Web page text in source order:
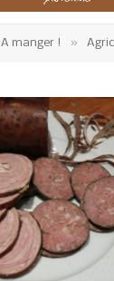
A manger ! »